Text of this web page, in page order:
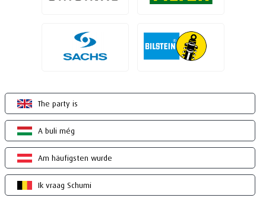
The party is
A buli még
Am häufigsten wurde
Ik vraag Schumi